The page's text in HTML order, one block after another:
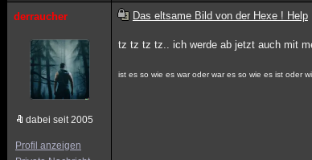
derraucher
dabei seit 2005
Profil anzeigen
Das eltsame Bild von der Hexe ! Help
tz tz tz tz.. ich werde ab jetzt auch mit
ist es so wie es war oder war es so wie es ist oder